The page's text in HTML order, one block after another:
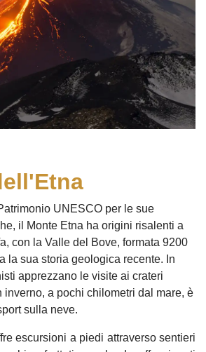
UNESCO per le sue
il Monte Etna ha origini risalenti a
con la Valle del Bove, formata 9200
la sua storia geologica recente. In
apprezzano le visite ai crateri
inverno, a pochi chilometri dal mare, è
sulla neve.
escursioni a piedi attraverso sentieri